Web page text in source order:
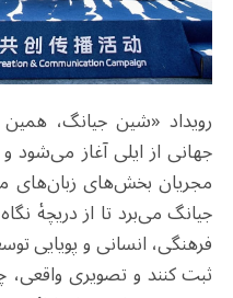
رویداد «شین جیانگ، همین
مجریان بخش‌های
جیانگ می‌برد تا از دریچۀ
فرهنگی، انسانی و پویایی
ثبت کنند و تصویری واقعی،